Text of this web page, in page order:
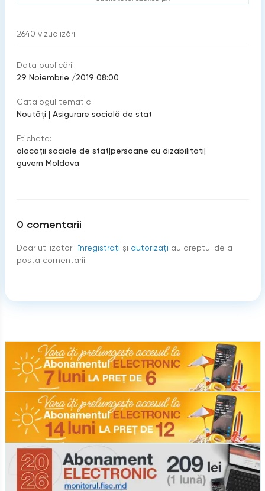
2640 vizualizări
Data publicării:
29 Noiembrie /2019 08:00
Catalogul tematic
Noutăți | Asigurare socială de stat
Etichete:
alocaţii sociale de stat|persoane cu dizabilitati|
guvern Moldova
0 comentarii
Doar utilizatorii înregistraţi şi autorizați au dreptul de a
posta comentarii.